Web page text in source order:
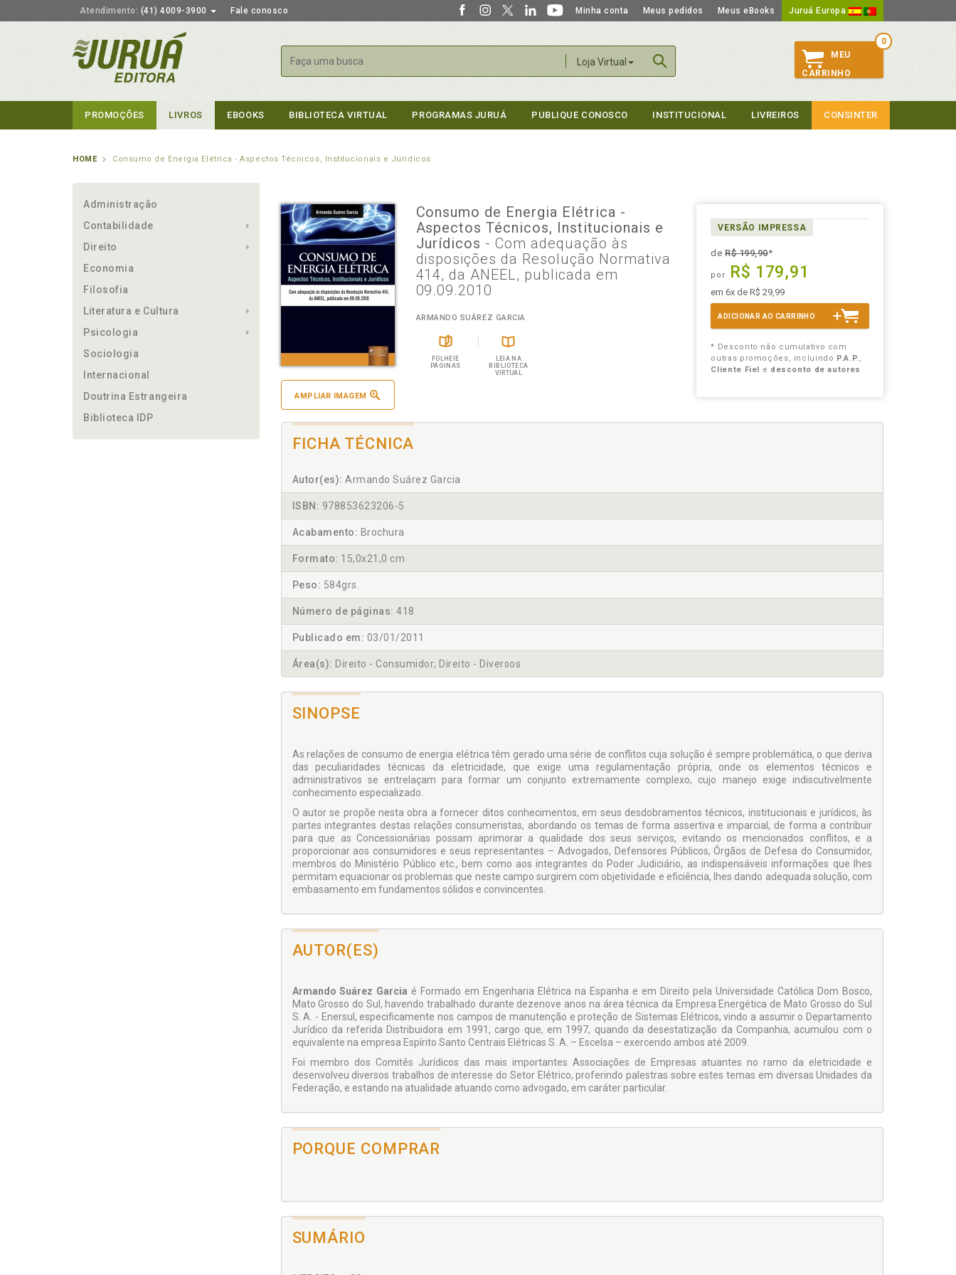
Atendimento: (41) 4009-3900 Fale conosco Minha conta Meus pedidos Meus eBooks Juruá Europa
Loja Virtual
Buscar
0
MEU
CARRINHO
PROMOÇÕES LIVROS EBOOKS BIBLIOTECA VIRTUAL PROGRAMAS JURUÁ PUBLIQUE CONOSCO INSTITUCIONAL LIVREIROS CONSINTER
HOME Consumo de Energia Elétrica - Aspectos Técnicos, Institucionais e Jurídicos
Administração
Contabilidade
Direito
Economia
Filosofia
Literatura e Cultura
Psicologia
Sociologia
Internacional
Doutrina Estrangeira
Biblioteca IDP
AMPLIAR IMAGEM
Consumo de Energia Elétrica -
Aspectos Técnicos, Institucionais e
Jurídicos - Com adequação às
disposições da Resolução Normativa
414, da ANEEL, publicada em
09.09.2010
ARMANDO SUÁREZ GARCIA
FOLHEIE
PÁGINAS
LEIA NA
BIBLIOTECA
VIRTUAL
VERSÃO IMPRESSA
deR$ 199,90*
por R$ 179,91
em 6x de R$ 29,99
ADICIONAR AO CARRINHO
* Desconto não cumulativo com
outras promoções, incluindo P.A.P.,
Cliente Fiel e desconto de autores
FICHA TÉCNICA
Autor(es): Armando Suárez Garcia
ISBN: 978853623206-5
Acabamento: Brochura
Formato: 15,0x21,0 cm
Peso: 584grs.
Número de páginas: 418
Publicado em: 03/01/2011
Área(s): Direito - Consumidor; Direito - Diversos
SINOPSE
As relações de consumo de energia elétrica têm gerado uma série de conflitos cuja solução é sempre problemática, o que deriva
das peculiaridades técnicas da eletricidade, que exige uma regulamentação própria, onde os elementos técnicos e
administrativos se entrelaçam para formar um conjunto extremamente complexo, cujo manejo exige indiscutivelmente
conhecimento especializado.
O autor se propõe nesta obra a fornecer ditos conhecimentos, em seus desdobramentos técnicos, institucionais e jurídicos, às
partes integrantes destas relações consumeristas, abordando os temas de forma assertiva e imparcial, de forma a contribuir
para que as Concessionárias possam aprimorar a qualidade dos seus serviços, evitando os mencionados conflitos, e a
proporcionar aos consumidores e seus representantes – Advogados, Defensores Públicos, Órgãos de Defesa do Consumidor,
membros do Ministério Público etc., bem como aos integrantes do Poder Judiciário, as indispensáveis informações que lhes
permitam equacionar os problemas que neste campo surgirem com objetividade e eficiência, lhes dando adequada solução, com
embasamento em fundamentos sólidos e convincentes.
AUTOR(ES)
Armando Suárez Garcia é Formado em Engenharia Elétrica na Espanha e em Direito pela Universidade Católica Dom Bosco,
Mato Grosso do Sul, havendo trabalhado durante dezenove anos na área técnica da Empresa Energética de Mato Grosso do Sul
S. A. - Enersul, especificamente nos campos de manutenção e proteção de Sistemas Elétricos, vindo a assumir o Departamento
Jurídico da referida Distribuidora em 1991, cargo que, em 1997, quando da desestatização da Companhia, acumulou com o
equivalente na empresa Espírito Santo Centrais Elétricas S. A. – Escelsa – exercendo ambos até 2009.
Foi membro dos Comitês Jurídicos das mais importantes Associações de Empresas atuantes no ramo da eletricidade e
desenvolveu diversos trabalhos de interesse do Setor Elétrico, proferindo palestras sobre estes temas em diversas Unidades da
Federação, e estando na atualidade atuando como advogado, em caráter particular.
PORQUE COMPRAR
SUMÁRIO